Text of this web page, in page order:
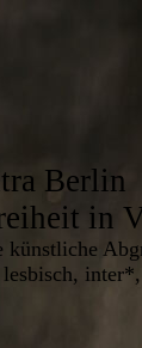
in
künstliche